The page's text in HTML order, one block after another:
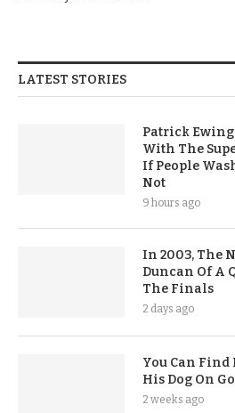
LATEST STORIES
Patrick
With The
If People
Not
9 hours ago
In 2003, The
Duncan Of A
The Finals
2 days ago
You Can
His Dog On
2 weeks ago